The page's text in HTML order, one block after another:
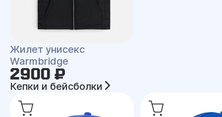
Жилет унисекс
Warmbridge
2900 ₽
Кепки и бейсболки